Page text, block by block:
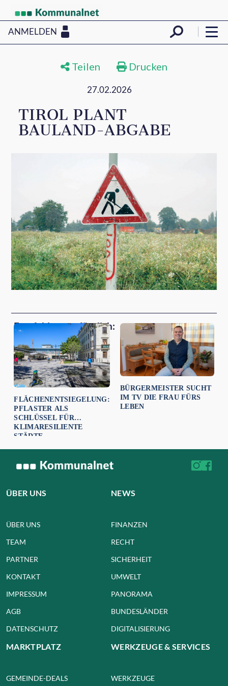
ANMELDEN
Teilen Drucken
27.02.2026
TIROL PLANT
BAULAND-ABGABE
Empfehlungen für dich:
FLÄCHENENTSIEGELUNG:
PFLASTER ALS
SCHLÜSSEL FÜR
KLIMARESILIENTE
STÄDTE
BÜRGERMEISTER SUCHT
IM TV DIE FRAU FÜRS
LEBEN
ÜBER UNS
ÜBER UNS
TEAM
PARTNER
KONTAKT
IMPRESSUM
AGB
DATENSCHUTZ
NEWS
FINANZEN
RECHT
SICHERHEIT
UMWELT
PANORAMA
BUNDESLÄNDER
DIGITALISIERUNG
MARKTPLATZ
GEMEINDE-DEALS
WERKZEUGE & SERVICES
WERKZEUGE